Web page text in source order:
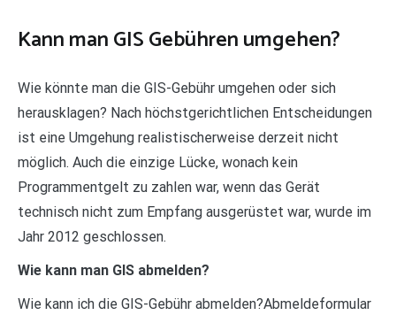
Kann man GIS Gebühren umgehen?
Wie könnte man die GIS-Gebühr umgehen oder sich
herausklagen? Nach höchstgerichtlichen Entscheidungen
ist eine Umgehung realistischerweise derzeit nicht
möglich. Auch die einzige Lücke, wonach kein
Programmentgelt zu zahlen war, wenn das Gerät
technisch nicht zum Empfang ausgerüstet war, wurde im
Jahr 2012 geschlossen.
Wie kann man GIS abmelden?
Wie kann ich die GIS-Gebühr abmelden?Abmeldeformular